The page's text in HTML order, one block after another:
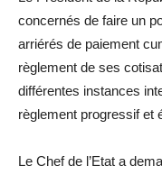
concernés de faire un
arriérés de paiement
règlement de ses
différentes instances
règlement progressif et
Le Chef de l’Etat a